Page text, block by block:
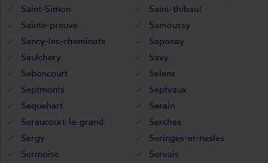
Saint-Simon
Saint-thibaut
Sainte-preuve
Samoussy
Sancy-les-cheminots
Saponay
Saulchery
Savy
Seboncourt
Selens
Septmonts
Septvaux
Sequehart
Serain
Seraucourt-le-grand
Serches
Sergy
Seringes-et-nesles
Sermoise
Servais